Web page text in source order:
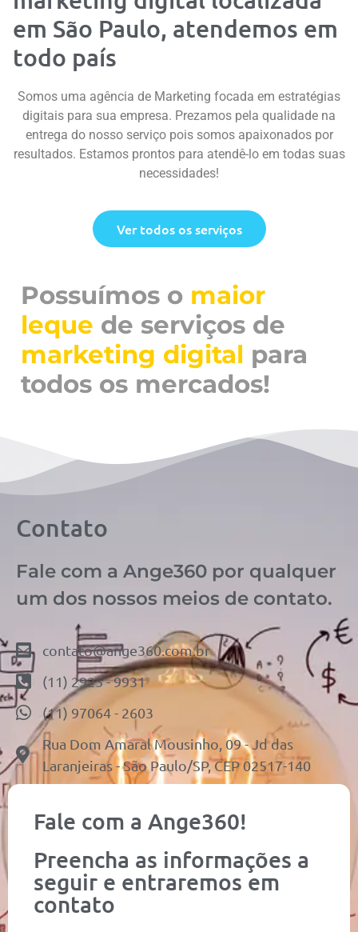
em São Paulo, atendemos em
todo país
Somos uma agência de Marketing focada em estratégias
digitais para sua empresa. Prezamos pela qualidade na
entrega do nosso serviço pois somos apaixonados por
resultados. Estamos prontos para atendê-lo em todas suas
necessidades!
Ver todos os serviços
Possuímos o maior
leque de serviços de
marketing digital para
todos os mercados!
Contato
Fale com a Ange360 por qualquer
um dos nossos meios de contato.
contato@ange360.com.br
(11) 2925 - 9931
(11) 97064 - 2603
Rua Dom Amaral Mousinho, 09 - Jd das
Laranjeiras - São Paulo/SP, CEP 02517-140
Fale com a Ange360!
Preencha as informações a
seguir e entraremos em
contato